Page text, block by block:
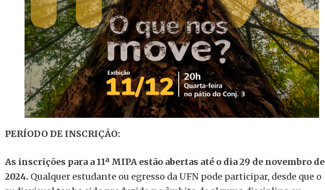
PERÍODO DE INSCRIÇÃO:
As inscrições para a 11ª MIPA estão abertas até o dia 29 de novembro de
2024. Qualquer estudante ou egresso da UFN pode participar, desde que o